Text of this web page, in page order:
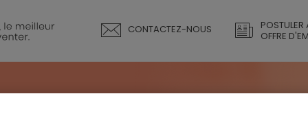
Aller
Aller
CONTACTEZ-NOUS
POSTULER
OFFRE